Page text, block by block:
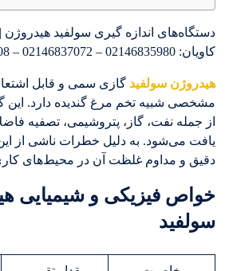
دستگاه‌های اندازه گیری سولفید
کاویان: 02146835980 – 02146837072 – 09022734708
هیدروژن سولفید گازی سمی و قابل
مشخصی شبیه تخم مرغ گندیده دارد. این
از جمله نفت، گاز، پتروشیمی، تصفیه
یافت می‌شود. به دلیل خطرات ناشی از این
دقیق و مداوم غلظت آن در محیط‌های
خواص فیزیکی و شیمیایی
سولفید